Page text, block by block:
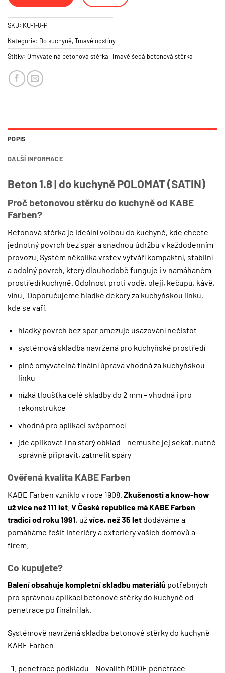
SKU: KU-1-8-P
Kategorie: Do kuchyně,Tmavé odstíny
Štítky: Omyvatelná betonová stěrka,Tmavě šedá betonová stěrka
POPIS
DALŠÍ INFORMACE
Beton 1.8 | do kuchyně POLOMAT (SATIN)
Proč betonovou stěrku do kuchyně od KABE
Farben?
Betonová stěrka je ideální volbou do kuchyně, kde chcete
jednotný povrch bez spár a snadnou údržbu v každodenním
provozu. Systém několika vrstev vytváří kompaktní, stabilní
a odolný povrch, který dlouhodobě funguje i v namáhaném
prostředí kuchyně. Odolnost proti vodě, oleji, kečupu, kávě,
vínu. Doporučujeme hladké dekory za kuchyňskou linku,
kde se vaří.
hladký povrch bez spar omezuje usazování nečistot
systémová skladba navržená pro kuchyňské prostředí
plně omyvatelná finální úprava vhodná za kuchyňskou
linku
nízká tloušťka celé skladby do 2 mm – vhodná i pro
rekonstrukce
vhodná pro aplikaci svépomocí
jde aplikovat i na starý obklad – nemusíte jej sekat, nutné
správně připravit, zatmelit spáry
Ověřená kvalita KABE Farben
KABE Farben vzniklo v roce 1908. Zkušenosti a know-how
už více než 111 let V České republice má KABE Farben
tradici od roku 1991, užvíce, než 35 let dodáváme a
pomáháme řešit interiéry a exteriéry vašich domovů a
firem.
Co kupujete?
Balení obsahuje kompletní skladbu materiálů potřebných
pro správnou aplikaci betonové stěrky do kuchyně od
penetrace po finální lak.
Systémově navržená skladba betonové stěrky do kuchyně
KABE Farben
penetrace podkladu – Novalith MODE penetrace